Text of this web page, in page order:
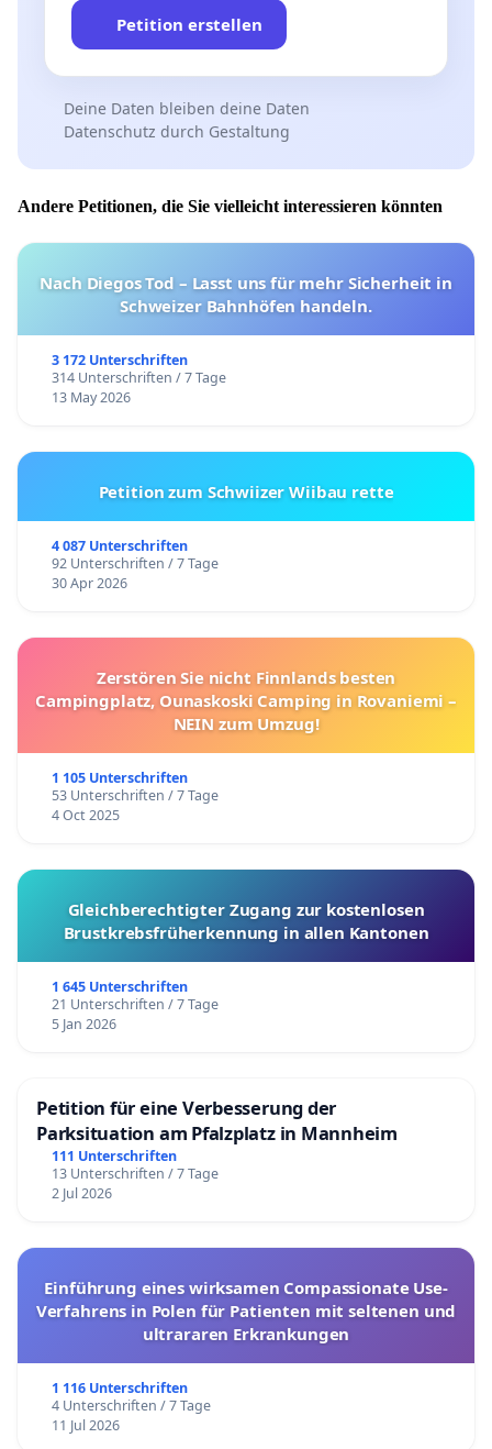
Petition erstellen
Deine Daten bleiben deine Daten
Datenschutz durch Gestaltung
Andere Petitionen, die Sie vielleicht interessieren könnten
Nach Diegos Tod – Lasst uns für mehr Sicherheit in
Schweizer Bahnhöfen handeln.
3 172 Unterschriften
314 Unterschriften / 7 Tage
13 May 2026
Petition zum Schwiizer Wiibau rette
4 087 Unterschriften
92 Unterschriften / 7 Tage
30 Apr 2026
Zerstören Sie nicht Finnlands besten
Campingplatz, Ounaskoski Camping in Rovaniemi –
NEIN zum Umzug!
1 105 Unterschriften
53 Unterschriften / 7 Tage
4 Oct 2025
Gleichberechtigter Zugang zur kostenlosen
Brustkrebsfrüherkennung in allen Kantonen
1 645 Unterschriften
21 Unterschriften / 7 Tage
5 Jan 2026
Petition für eine Verbesserung der
Parksituation am Pfalzplatz in Mannheim
111 Unterschriften
13 Unterschriften / 7 Tage
2 Jul 2026
Einführung eines wirksamen Compassionate Use-
Verfahrens in Polen für Patienten mit seltenen und
ultrararen Erkrankungen
1 116 Unterschriften
4 Unterschriften / 7 Tage
11 Jul 2026